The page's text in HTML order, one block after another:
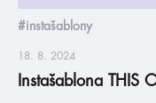
#instašablony
18. 8. 2024
Instašablona THIS